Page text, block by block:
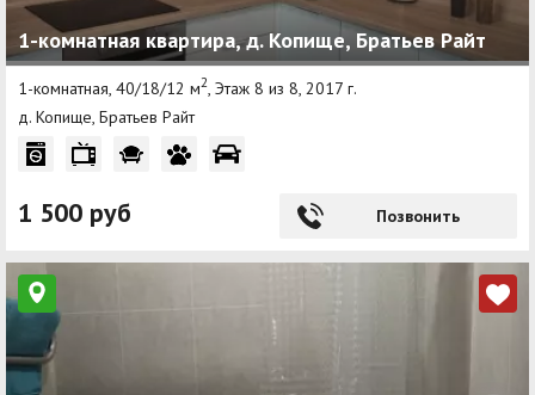
1-комнатная квартира, д. Копище, Братьев Райт
1-комнатная, 40/18/12 м2, Этаж 8 из 8, 2017 г.
д. Копище, Братьев Райт
1 500 руб Позвонить